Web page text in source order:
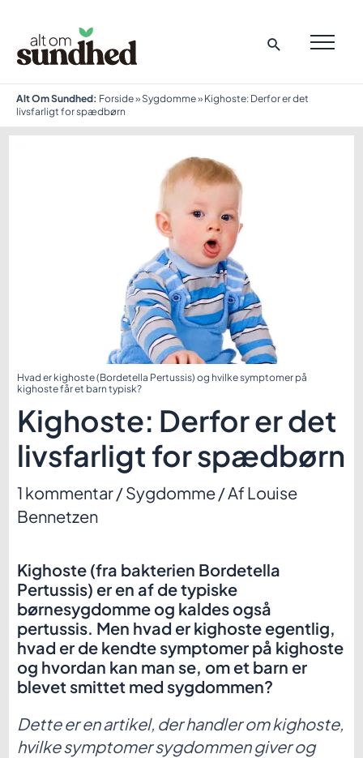
indholdet
Alt Om Sundhed: Forside» Sygdomme» Kighoste: Derfor er det
livsfarligt for spædbørn
Hvad er kighoste (Bordetella Pertussis) og hvilke symptomer på
kighoste får et barn typisk?
Kighoste: Derfor er det
livsfarligt for spædbørn
1 kommentar/Sygdomme/ AfLouise
Bennetzen
Kighoste (fra bakterien Bordetella
Pertussis) er en af de typiske
børnesygdomme og kaldes også
pertussis. Men hvad er kighoste egentlig,
hvad er de kendte symptomer på kighoste
og hvordan kan man se, om et barn er
blevet smittet med sygdommen?
Dette er en artikel, der handler om kighoste,
hvilke symptomer sygdommen giver og